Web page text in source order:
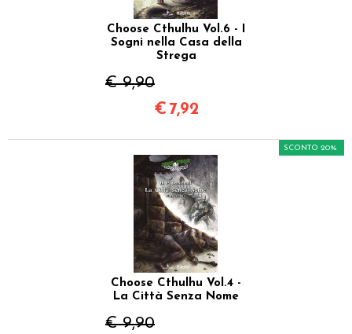
Choose Cthulhu Vol.6 - I
Sogni nella Casa della
Strega
€ 9,90
€ 7,92
Choose Cthulhu Vol.4 -
La Città Senza Nome
€ 9,90
SCONTO 20%